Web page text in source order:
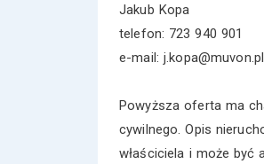
Jakub Kopa
telefon: 723 940 901
e-mail: j.kopa@muvon.pl
Powyższa oferta ma
cywilnego. Opis
właściciela i może być